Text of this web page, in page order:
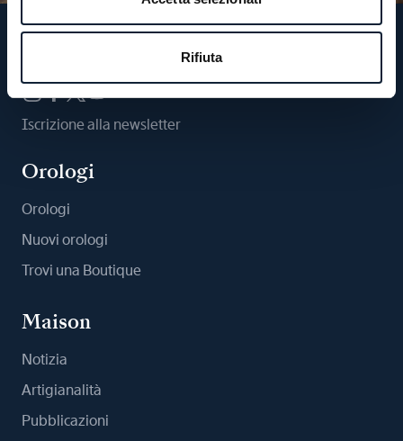
Rifiuta
Iscrizione alla newsletter
Orologi
Orologi
Nuovi orologi
Trovi una Boutique
Maison
Notizia
Artigianalità
Pubblicazioni